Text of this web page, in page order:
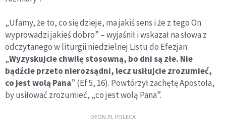
„Ufamy, że to, co się dzieje, ma jakiś sens i że z tego On
wyprowadzi jakieś dobro” – wyjaśnił i wskazał na słowa z
odczytanego w liturgii niedzielnej Listu do Efezjan:
„Wyzyskujcie chwilę stosowną, bo dni są złe. Nie
bądźcie przeto nierozsądni, lecz usiłujcie zrozumieć,
co jest wolą Pana” (Ef 5, 16). Powtórzył zachętę Apostoła,
by usiłować zrozumieć, „co jest wolą Pana”.
DEON.PL POLECA